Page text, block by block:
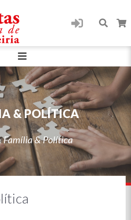
& POLÍTICA
Família & Política